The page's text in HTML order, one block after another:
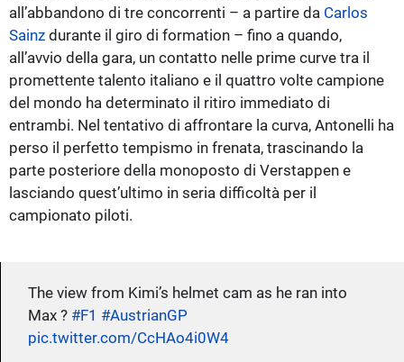
all’abbandono di tre concorrenti – a partire da Carlos
Sainz durante il giro di formation – fino a quando,
all’avvio della gara, un contatto nelle prime curve tra il
promettente talento italiano e il quattro volte campione
del mondo ha determinato il ritiro immediato di
entrambi. Nel tentativo di affrontare la curva, Antonelli ha
perso il perfetto tempismo in frenata, trascinando la
parte posteriore della monoposto di Verstappen e
lasciando quest’ultimo in seria difficoltà per il
campionato piloti.
The view from Kimi’s helmet cam as he ran into
Max ? #F1 #AustrianGP
pic.twitter.com/CcHAo4i0W4